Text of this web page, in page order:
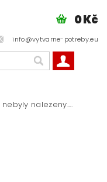
info@vytvarne-potreby.eu
0 Kč
nebyly nalezeny....